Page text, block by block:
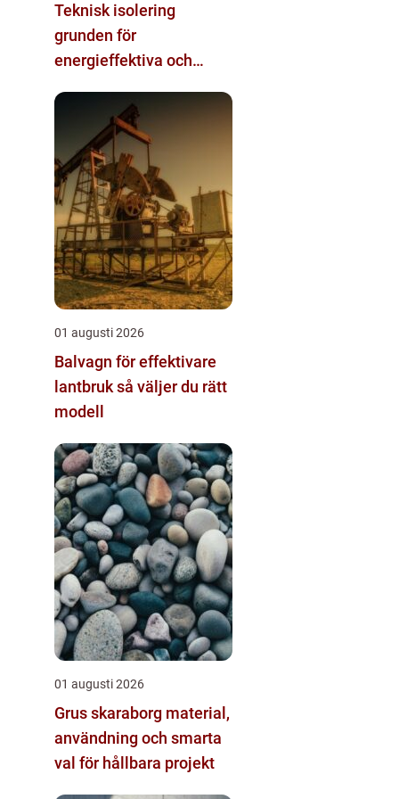
Teknisk isolering
grunden för
energieffektiva och
01 augusti 2026
Balvagn för effektivare
lantbruk så väljer du rätt
modell
01 augusti 2026
Grus skaraborg material,
användning och smarta
val för hållbara projekt